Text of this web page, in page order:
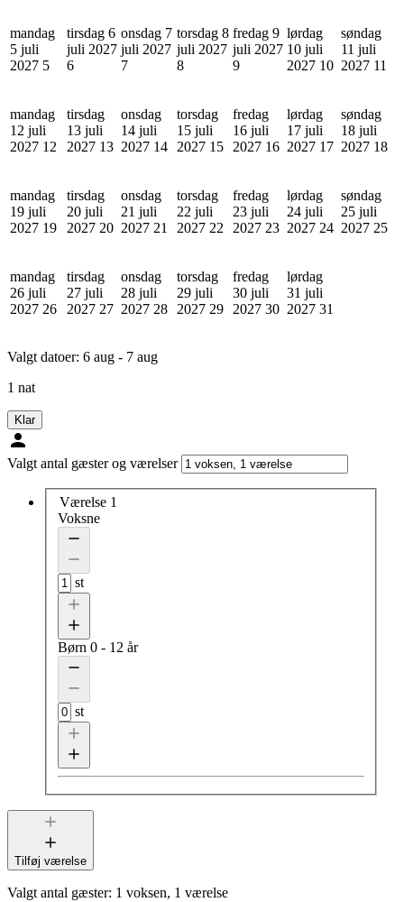
mandag
5 juli
2027 5
tirsdag 6
juli 2027
6
onsdag 7
juli 2027
7
torsdag 8
juli 2027
8
fredag 9
juli 2027
9
lørdag
10 juli
2027 10
søndag
11 juli
2027 11
mandag
12 juli
2027 12
tirsdag
13 juli
2027 13
onsdag
14 juli
2027 14
torsdag
15 juli
2027 15
fredag
16 juli
2027 16
lørdag
17 juli
2027 17
søndag
18 juli
2027 18
mandag
19 juli
2027 19
tirsdag
20 juli
2027 20
onsdag
21 juli
2027 21
torsdag
22 juli
2027 22
fredag
23 juli
2027 23
lørdag
24 juli
2027 24
søndag
25 juli
2027 25
mandag
26 juli
2027 26
tirsdag
27 juli
2027 27
onsdag
28 juli
2027 28
torsdag
29 juli
2027 29
fredag
30 juli
2027 30
lørdag
31 juli
2027 31
Valgt datoer: 6 aug - 7 aug
1 nat
Klar
Valgt antal gæster og værelser
Værelse 1
Voksne
st
Børn 0 - 12 år
st
Tilføj værelse
Valgt antal gæster: 1 voksen, 1 værelse